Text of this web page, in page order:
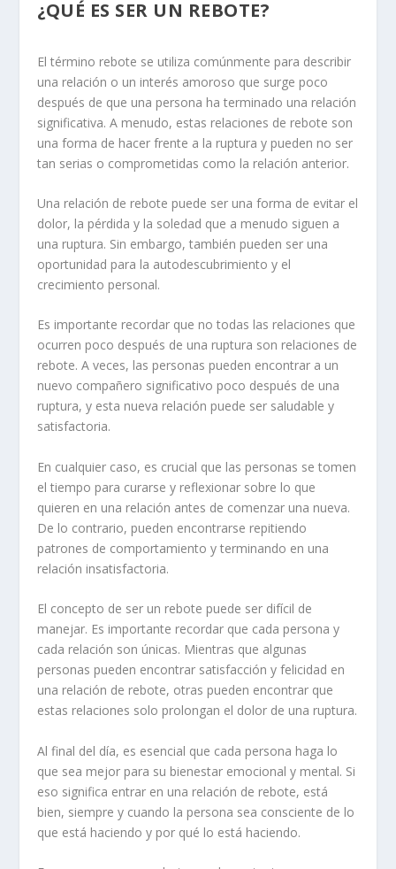
¿QUÉ ES SER UN REBOTE?
El término rebote se utiliza comúnmente para describir
una relación o un interés amoroso que surge poco
después de que una persona ha terminado una relación
significativa. A menudo, estas relaciones de rebote son
una forma de hacer frente a la ruptura y pueden no ser
tan serias o comprometidas como la relación anterior.
Una relación de rebote puede ser una forma de evitar el
dolor, la pérdida y la soledad que a menudo siguen a
una ruptura. Sin embargo, también pueden ser una
oportunidad para la autodescubrimiento y el
crecimiento personal.
Es importante recordar que no todas las relaciones que
ocurren poco después de una ruptura son relaciones de
rebote. A veces, las personas pueden encontrar a un
nuevo compañero significativo poco después de una
ruptura, y esta nueva relación puede ser saludable y
satisfactoria.
En cualquier caso, es crucial que las personas se tomen
el tiempo para curarse y reflexionar sobre lo que
quieren en una relación antes de comenzar una nueva.
De lo contrario, pueden encontrarse repitiendo
patrones de comportamiento y terminando en una
relación insatisfactoria.
El concepto de ser un rebote puede ser difícil de
manejar. Es importante recordar que cada persona y
cada relación son únicas. Mientras que algunas
personas pueden encontrar satisfacción y felicidad en
una relación de rebote, otras pueden encontrar que
estas relaciones solo prolongan el dolor de una ruptura.
Al final del día, es esencial que cada persona haga lo
que sea mejor para su bienestar emocional y mental. Si
eso significa entrar en una relación de rebote, está
bien, siempre y cuando la persona sea consciente de lo
que está haciendo y por qué lo está haciendo.